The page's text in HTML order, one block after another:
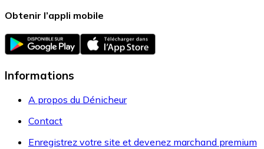
Obtenir l’appli mobile
Informations
A propos du Dénicheur
Contact
Enregistrez votre site et devenez marchand premium